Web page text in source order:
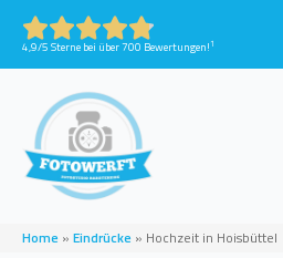
4,9/5 Sterne bei über 700 Bewertungen!1
Home » Eindrücke » Hochzeit in Hoisbüttel